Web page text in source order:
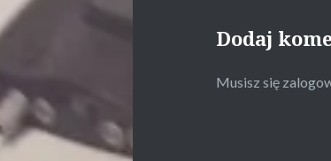
Dodaj
Musisz się